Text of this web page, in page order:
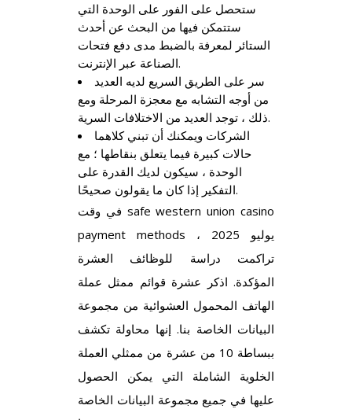
ستحصل على الفور على الوحدة التي
ستتمكن فيها من البحث عن أحدث
الستائر لمعرفة بالضبط مدى دفع فتحات
الصناعة عبر الإنترنت.
سر على الطريق السريع لديه العديد
من أوجه التشابه مع معجزة المرحلة ومع
ذلك ، توجد العديد من الاختلافات السرية.
الشركات ويمكنك أن تبني كلاهما
حالات كبيرة فيما يتعلق بنقاطها ؛ مع
الوحدة ، سيكون لديك القدرة على
التفكير إذا كان ما يقولون صحيحًا.
safe western union casino
payment methods
تراكمت دراسة للوظائف العشرة
المؤكدة. اذكر عشرة قوائم ممثل عملة
الهاتف المحمول العشوائية من مجموعة
البيانات الخاصة بنا. إنها محاولة تكشف
ببساطة 10 من عشرة من ممثلي العملة
الخلوية الشاملة التي يمكن الحصول
عليها في جميع مجموعة البيانات الخاصة